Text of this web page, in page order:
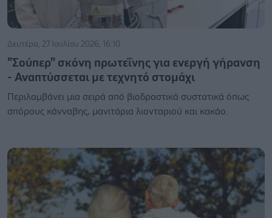
Δευτέρα, 27 Ιουλίου 2026, 16:10
"Σούπερ" σκόνη πρωτεΐνης για ενεργή γήρανση
- Αναπτύσσεται με τεχνητό στομάχι
Περιλαμβάνει μια σειρά από βιοδραστικά συστατικά όπως
σπόρους κάνναβης, μανιτάρια λιονταριού και κακάο.